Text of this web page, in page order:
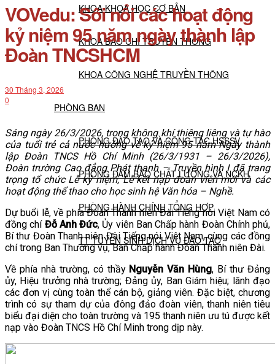
KHOA KHOA HỌC CƠ BẢN
KHOA BÁO CHÍ TRUYỀN THÔNG
KHOA CÔNG NGHỆ TRUYỀN THÔNG
PHÒNG BAN
PHÒNG ĐÀO TẠO VÀ CÔNG TÁC HSSSV
PHÒNG ĐẢM BẢO CHẤT LƯỢNG VÀ NCKH
PHÒNG HÀNH CHÍNH TỔNG HỢP
TT TUYỂN SINH DỊCH VỤ ĐÀO TẠO
NGHIÊN CỨU KHOA HỌC
VĂN BẢN
THƯ VIỆN
VOVedu: Sôi nổi các hoạt động
kỷ niệm 95 năm ngày thành lập
Đoàn TNCSHCM
30 Tháng 3, 2026
0
Sáng ngày 26/3/2026, trong không khí thiêng liêng và tự hào
của tuổi trẻ cả nước hướng về kỷ niệm 95 năm Ngày thành
lập Đoàn TNCS Hồ Chí Minh (26/3/1931 – 26/3/2026),
Đoàn trường Cao đẳng Phát thanh – Truyền hình I đã trang
trọng tổ chức Lễ kỷ niệm, Lễ kết nạp đoàn viên mới và các
hoạt động thể thao cho học sinh hệ Văn hóa – Nghề.
Dự buổi lễ, về phía Đoàn Thanh niên Đài Tiếng nói Việt Nam có
đồng chí Đỗ Anh Đức, Ủy viên Ban Chấp hành Đoàn Chính phủ,
Bí thư Đoàn Thanh niên Đài Tiếng nói Việt Nam, cùng các đồng
chí trong Ban Thường vụ, Ban Chấp hành Đoàn Thanh niên Đài.
Về phía nhà trường, có thầy Nguyễn Văn Hùng, Bí thư Đảng
ủy, Hiệu trưởng nhà trường; Đảng ủy, Ban Giám hiệu; lãnh đạo
các đơn vị cùng toàn thể cán bộ, giảng viên. Đặc biệt, chương
trình có sự tham dự của đông đảo đoàn viên, thanh niên tiêu
biểu đại diện cho toàn trường và 195 thanh niên ưu tú được kết
nạp vào Đoàn TNCS Hồ Chí Minh trong dịp này.